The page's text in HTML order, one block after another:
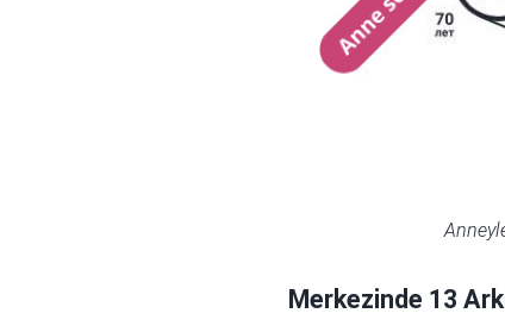
Merkezinde 13